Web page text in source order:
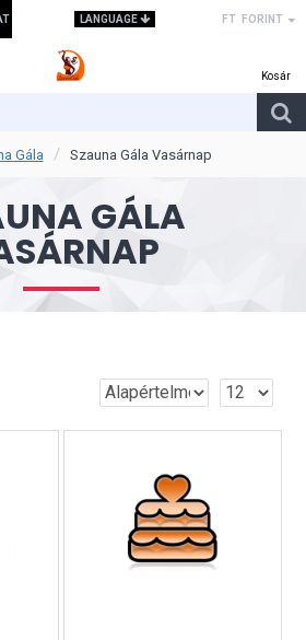
LANGUAGE FT FORINT
Gála Szauna Gála Vasárnap
GÁLA